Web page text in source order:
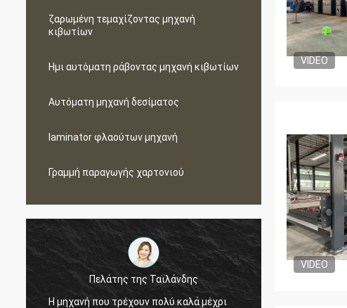
ζαρωμένη τεμαχίζοντας μηχανή
κιβωτίων
Ημι αυτόματη ράβοντας μηχανή κιβωτίων
Αυτόματη μηχανή δεσίματος
laminator φλαούτων μηχανή
Γραμμή παραγωγής χαρτονιού
Πελάτης της Ταϊλάνδης
Η μηχανή που τρέχουν πολύ καλά μέχρι
VIDEO
VIDEO